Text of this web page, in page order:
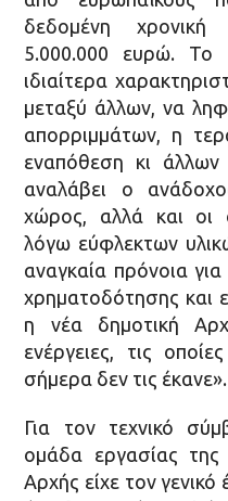
δεδομένη
5.000.000 ευρώ. Το
ιδιαίτερα
μεταξύ άλλων, να
απορριμμάτων, η
εναπόθεση κι άλλων
αναλάβει ο
χώρος, αλλά και οι
λόγω εύφλεκτων
αναγκαία πρόνοια
χρηματοδότησης και
η νέα δημοτική
ενέργειες, τις
σήμερα δεν τις έκανε».
Για τον τεχνικό
ομάδα εργασίας της
Αρχής είχε τον